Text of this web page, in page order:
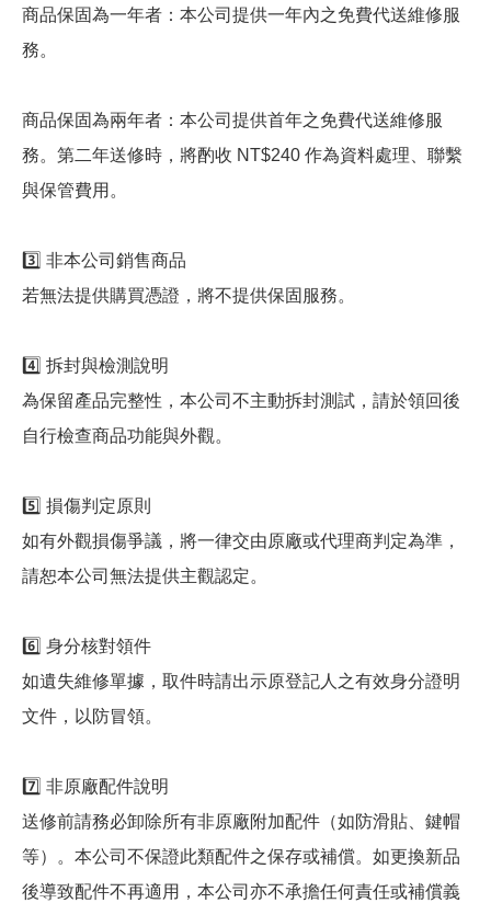
商品保固為一年者：本公司提供一年內之免費代送維修服
務。
商品保固為兩年者：本公司提供首年之免費代送維修服
務。第二年送修時，將酌收 NT$240 作為資料處理、聯繫
與保管費用。
3️⃣ 非本公司銷售商品
若無法提供購買憑證，將不提供保固服務。
4️⃣ 拆封與檢測說明
為保留產品完整性，本公司不主動拆封測試，請於領回後
自行檢查商品功能與外觀。
5️⃣ 損傷判定原則
如有外觀損傷爭議，將一律交由原廠或代理商判定為準，
請恕本公司無法提供主觀認定。
6️⃣ 身分核對領件
如遺失維修單據，取件時請出示原登記人之有效身分證明
文件，以防冒領。
7️⃣ 非原廠配件說明
送修前請務必卸除所有非原廠附加配件（如防滑貼、鍵帽
等）。本公司不保證此類配件之保存或補償。如更換新品
後導致配件不再適用，本公司亦不承擔任何責任或補償義